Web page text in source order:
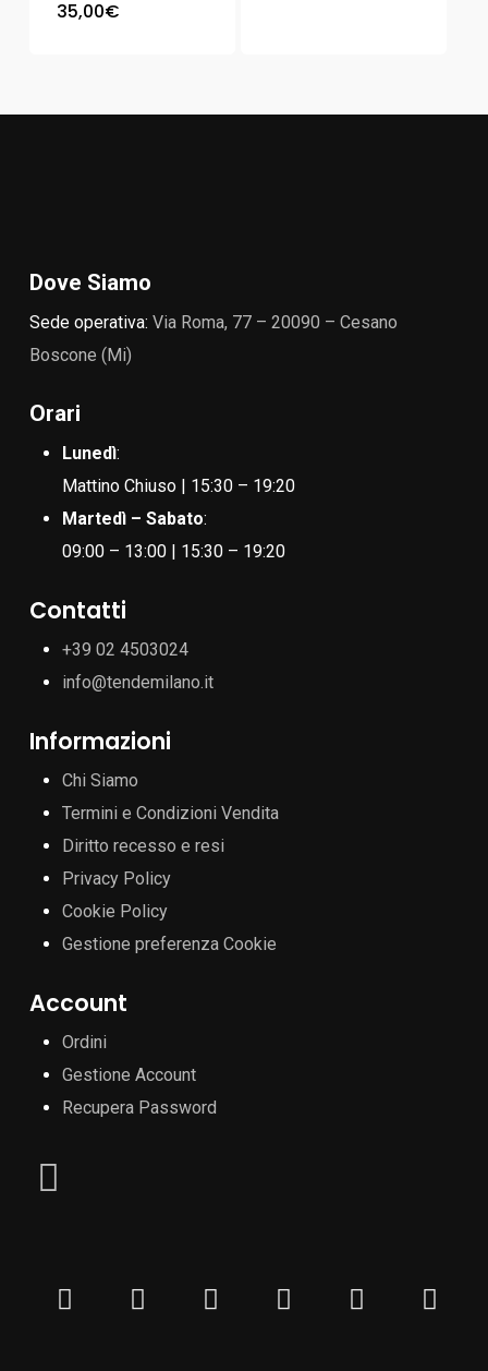
35,00€
Dove Siamo
Sede operativa: Via Roma, 77 – 20090 – Cesano
Boscone (Mi)
Orari
Lunedì:
Mattino Chiuso | 15:30 – 19:20
Martedì – Sabato:
09:00 – 13:00 | 15:30 – 19:20
Contatti
+39 02 4503024
info@tendemilano.it
Informazioni
Chi Siamo
Termini e Condizioni Vendita
Diritto recesso e resi
Privacy Policy
Cookie Policy
Gestione preferenza Cookie
Account
Ordini
Gestione Account
Recupera Password